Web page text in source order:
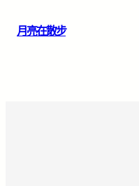
月亮在散步